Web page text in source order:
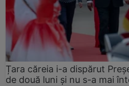
Țara căreia i-a dispărut
de două luni și nu s-a mai